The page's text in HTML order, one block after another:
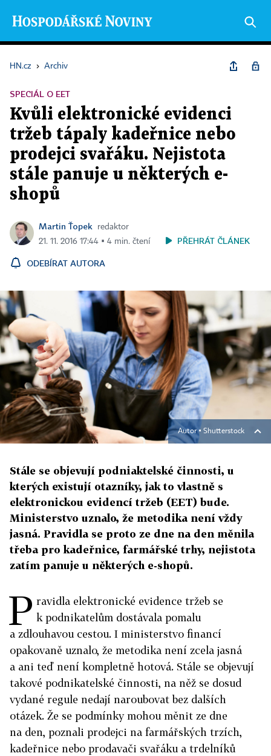
HN.cz › Archiv
SPECIÁL O EET
Kvůli elektronické evidenci
tržeb tápaly kadeřnice nebo
prodejci svařáku. Nejistota
stále panuje u některých e-
shopů
Martin Ťopek
redaktor
21. 11. 2016 17:44 ▪ 4 min. čtení
PŘEHRÁT ČLÁNEK
ODEBÍRAT AUTORA
Autor ▪ Shutterstock
Stále se objevují podniaktelské činnosti, u
kterých existují otazníky, jak to vlastně s
elektronickou evidencí tržeb (EET) bude.
Ministerstvo uznalo, že metodika není vždy
jasná. Pravidla se proto ze dne na den měnila
třeba pro kadeřnice, farmářské trhy, nejistota
zatím panuje u některých e-shopů.
P ravidla elektronické evidence tržeb se
k podnikatelům dostávala pomalu
a zdlouhavou cestou. I ministerstvo financí
opakovaně uznalo, že metodika není zcela jasná
a ani teď není kompletně hotová. Stále se objevují
takové podnikatelské činnosti, na něž se dosud
vydané regule nedají naroubovat bez dalších
otázek. Že se podmínky mohou měnit ze dne
na den, poznali prodejci na farmářských trzích,
kadeřnice nebo prodavači svařáku a trdelníků